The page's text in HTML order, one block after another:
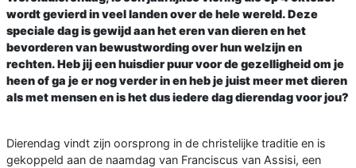
wordt gevierd in veel landen over de hele wereld. Deze
speciale dag is gewijd aan het eren van dieren en het
bevorderen van bewustwording over hun welzijn en
rechten. Heb jij een huisdier puur voor de gezelligheid om je
heen of ga je er nog verder in en heb je juist meer met dieren
als met mensen en is het dus iedere dag dierendag voor jou?
Dierendag vindt zijn oorsprong in de christelijke traditie en is
gekoppeld aan de naamdag van Franciscus van Assisi, een